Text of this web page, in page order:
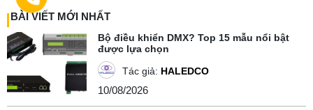
BÀI VIẾT MỚI NHẤT
Bộ điều khiển DMX? Top 15 mẫu nổi bật
được lựa chọn
Tác giả: HALEDCO
10/08/2026